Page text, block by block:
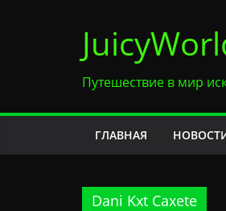
содержимому
Путешествие в мир
ГЛАВНАЯ
Dani Kxt Caxete